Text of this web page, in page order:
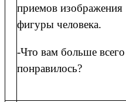
приемов изображения
фигуры человека.
-Что вам больше всего
понравилось?